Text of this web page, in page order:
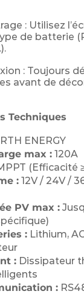
: Utilisez
de batterie
: Toujours
avant de
Techniques
ENERGY
max : 120A
(Efficacité
: 12V / 24V /
PV max :
: Lithium,
: Dissipateur
: